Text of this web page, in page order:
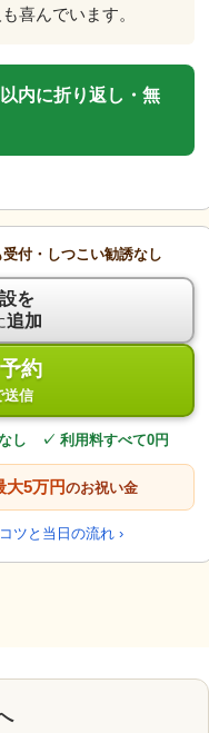
喜んでいます。
内に折り返し・無
受付・しつこい勧誘なし
を
追加
約
送信
し ✓ 利用料すべて0円
大5万円のお祝い金
ツと当日の流れ ›